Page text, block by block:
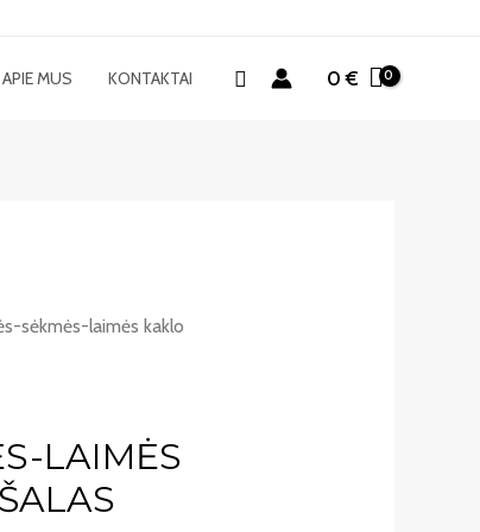
APIE MUS KONTAKTAI Paieška 0 €
sėkmės-laimės kaklo
LAIMĖS